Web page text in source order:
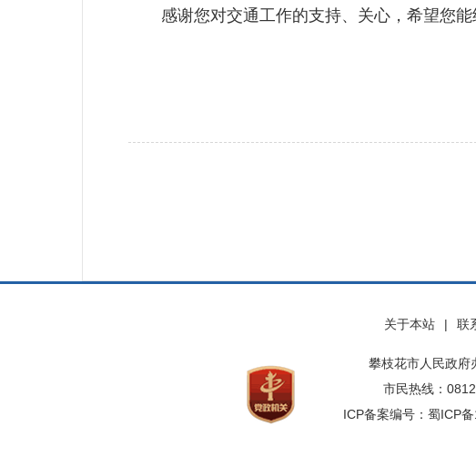
感谢您对交通工作的支持、关心，希望您能
关于本站 | 联
攀枝花市人民政
市民热线：
ICP备案编号：蜀ICP